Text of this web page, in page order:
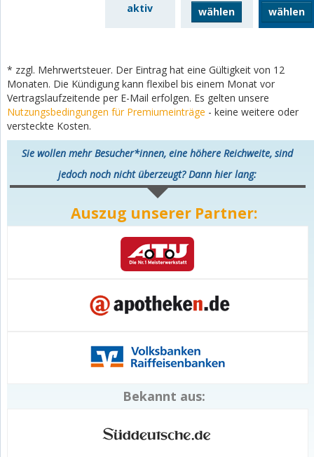
aktiv
wählen wählen
* zzgl. Mehrwertsteuer. Der Eintrag hat eine Gültigkeit von 12
Monaten. Die Kündigung kann flexibel bis einem Monat vor
Vertragslaufzeitende per E-Mail erfolgen. Es gelten unsere
Nutzungsbedingungen für Premiumeinträge - keine weitere oder
versteckte Kosten.
Sie wollen mehr Besucher*innen, eine höhere Reichweite, sind
jedoch noch nicht überzeugt? Dann hier lang:
Auszug unserer Partner:
Bekannt aus: